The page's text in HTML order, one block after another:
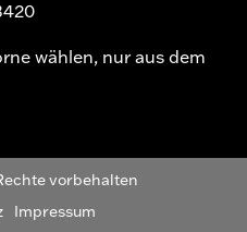
wählen, nur aus dem
vorbehalten
Impressum